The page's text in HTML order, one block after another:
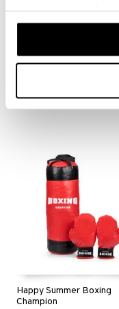
våra cookies vid
Kastestang med
kr 199
Happy Summer Boxing
Champion